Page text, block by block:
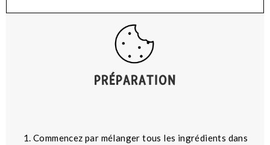
PRÉPARATION
Commencez par mélanger tous les ingrédients dans